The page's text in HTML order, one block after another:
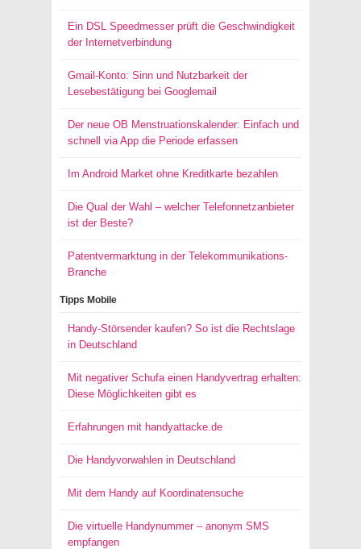
Ein DSL Speedmesser prüft die Geschwindigkeit
der Internetverbindung
Gmail-Konto: Sinn und Nutzbarkeit der
Lesebestätigung bei Googlemail
Der neue OB Menstruationskalender: Einfach und
schnell via App die Periode erfassen
Im Android Market ohne Kreditkarte bezahlen
Die Qual der Wahl – welcher Telefonnetzanbieter
ist der Beste?
Patentvermarktung in der Telekommunikations-
Branche
Tipps Mobile
Handy-Störsender kaufen? So ist die Rechtslage
in Deutschland
Mit negativer Schufa einen Handyvertrag erhalten:
Diese Möglichkeiten gibt es
Erfahrungen mit handyattacke.de
Die Handyvorwahlen in Deutschland
Mit dem Handy auf Koordinatensuche
Die virtuelle Handynummer – anonym SMS
empfangen